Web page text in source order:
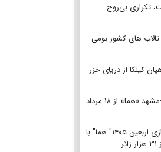
تکراری بی‌روح
های کشور بومی
کیلکا از دریای خزر
پروازهای نوشهر–مشهد «هما» از ۱۸ مرداد
پایان عملیات پروازی اربعین ۱۴۰۵" هما" با